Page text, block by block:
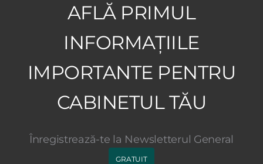
AFLĂ PRIMUL
INFORMAȚIILE
IMPORTANTE PENTRU
CABINETUL TĂU
Înregistrează-te la Newsletterul General
GRATUIT